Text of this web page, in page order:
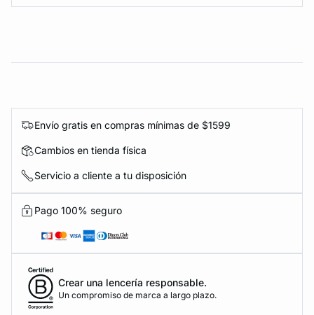
Envío gratis en compras mínimas de $1599
Cambios en tienda física
Servicio a cliente a tu disposición
Pago 100% seguro
Crear una lencería responsable.
Un compromiso de marca a largo plazo.